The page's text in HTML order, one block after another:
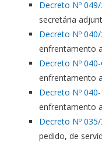
Decreto Nº 049/
secretária
Decreto Nº 040/
enfrentamento
Decreto Nº 040-
enfrentamento
Decreto Nº
enfrentamento
Decreto Nº 035/
pedido, de